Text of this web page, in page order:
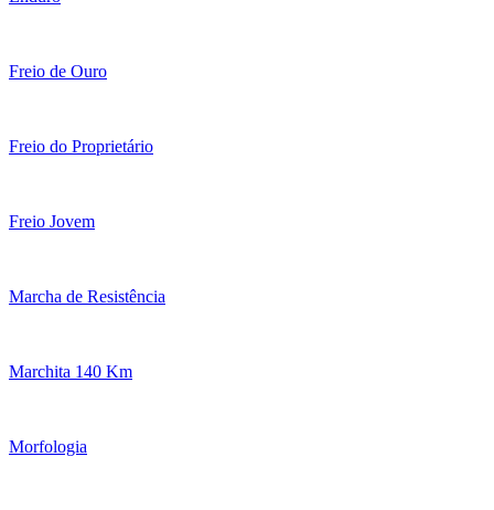
Freio de Ouro
Freio do Proprietário
Freio Jovem
Marcha de Resistência
Marchita 140 Km
Morfologia